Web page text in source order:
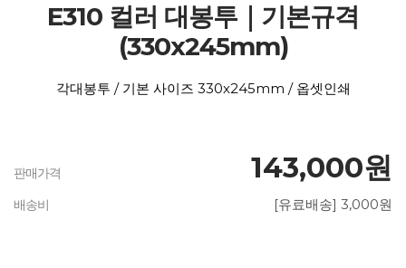
E310 컬러 대봉투｜기본규격
(330x245mm)
각대봉투 / 기본 사이즈 330x245mm / 옵셋인쇄
판매가격 143,000원
배송비 [유료배송] 3,000원